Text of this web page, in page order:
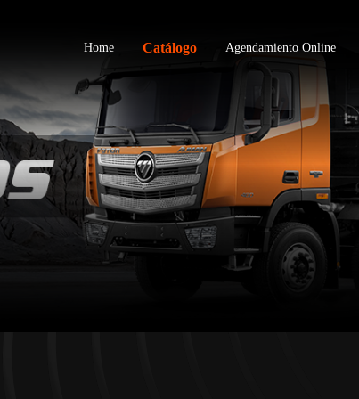
Home Catálogo Agendamiento Online